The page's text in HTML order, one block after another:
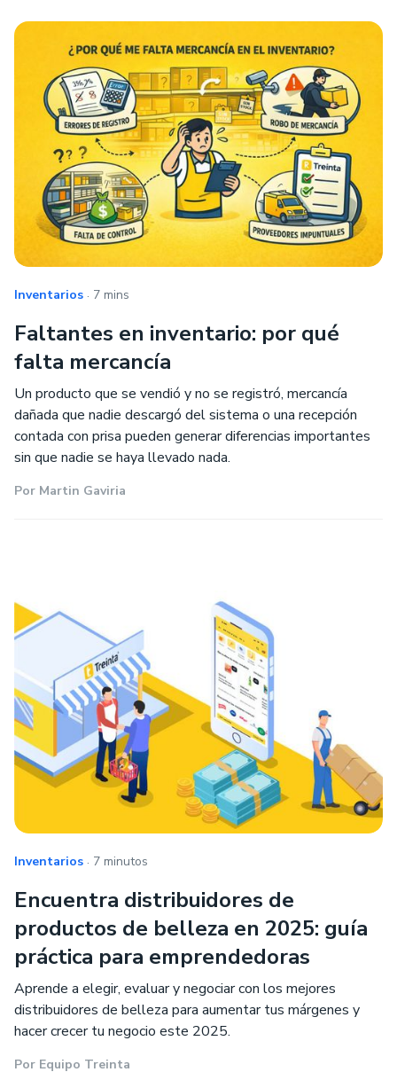
Inventarios . 7 mins
Faltantes en inventario: por qué
falta mercancía
Un producto que se vendió y no se registró, mercancía
dañada que nadie descargó del sistema o una recepción
contada con prisa pueden generar diferencias importantes
sin que nadie se haya llevado nada.
Por Martin Gaviria
Inventarios . 7 minutos
Encuentra distribuidores de
productos de belleza en 2025: guía
práctica para emprendedoras
Aprende a elegir, evaluar y negociar con los mejores
distribuidores de belleza para aumentar tus márgenes y
hacer crecer tu negocio este 2025.
Por Equipo Treinta